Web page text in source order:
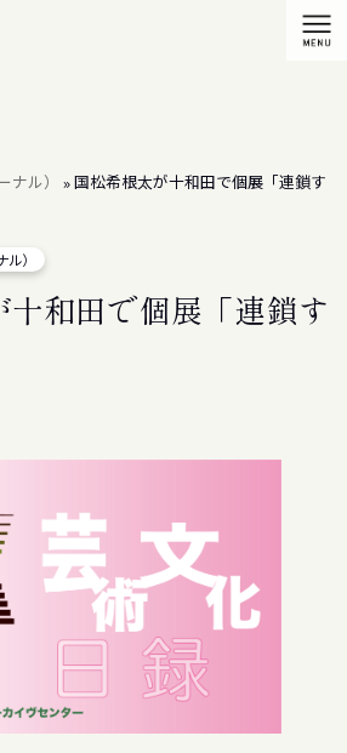
ル） »国松希根太が十和田で個展「連鎖す
）
和田で個展「連鎖す